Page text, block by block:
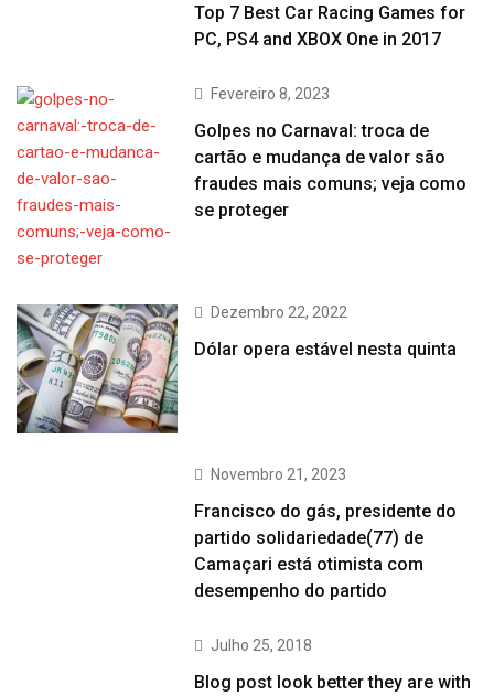
Top 7 Best Car Racing Games for
PC, PS4 and XBOX One in 2017
Fevereiro 8, 2023
Golpes no Carnaval: troca de
cartão e mudança de valor são
fraudes mais comuns; veja como
se proteger
Dezembro 22, 2022
Dólar opera estável nesta quinta
Novembro 21, 2023
Francisco do gás, presidente do
partido solidariedade(77) de
Camaçari está otimista com
desempenho do partido
Julho 25, 2018
Blog post look better they are with